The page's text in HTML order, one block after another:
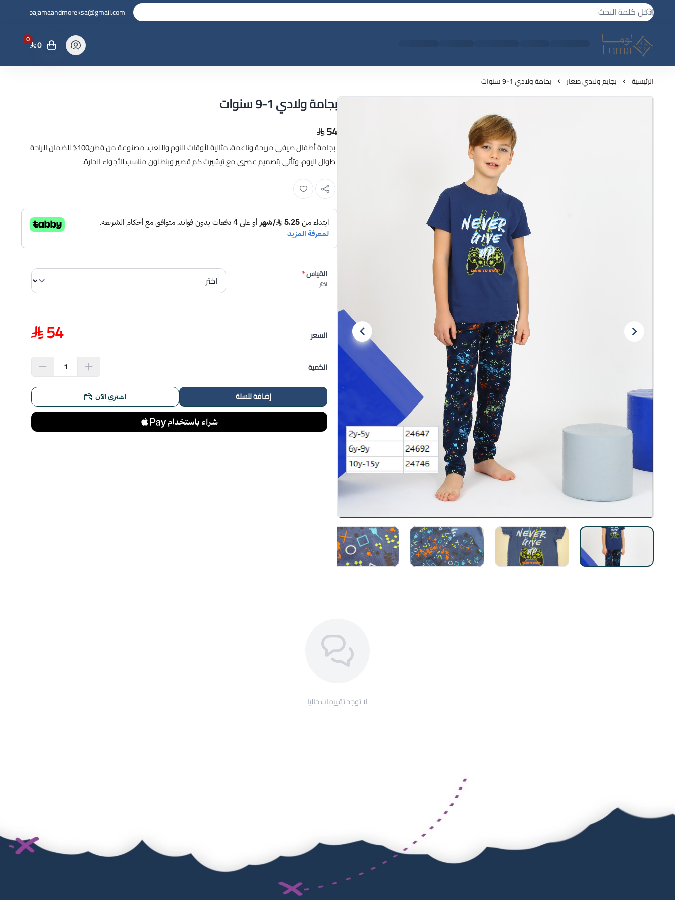
pajamaandmoreksa@gmail.com
لوما - بجامه واكثر
0 0
الرئيسية بجايم ولادي صغار بجامة ولادي 1-9 سنوات
بجامة ولادي 1-9 سنوات
54
بجامة أطفال صيفي مريحة وناعمة، مثالية لأوقات النوم واللعب. مصنوعة من قطن100% للضمان الراحة
طوال اليوم، وتأتي بتصميم عصري مع تيشيرت كم قصير وبنطلون مناسب للأجواء الحارة.
القياس*
اختر
السعر 54
الكمية
إضافة للسلة اشتري الآن
لا توجد تقييمات حاليا